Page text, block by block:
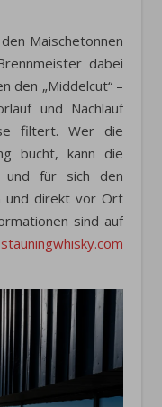
Maischetonnen
dabei
den „Middelcut“ –
und Nachlauf
filtert. Wer die
bucht, kann die
und für sich den
und direkt vor Ort
sind auf